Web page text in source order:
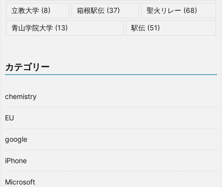
立教大学 (8) 箱根駅伝 (37) 聖火リレー (68)
青山学院大学 (13) 駅伝 (51)
カテゴリー
chemistry
EU
google
iPhone
Microsoft